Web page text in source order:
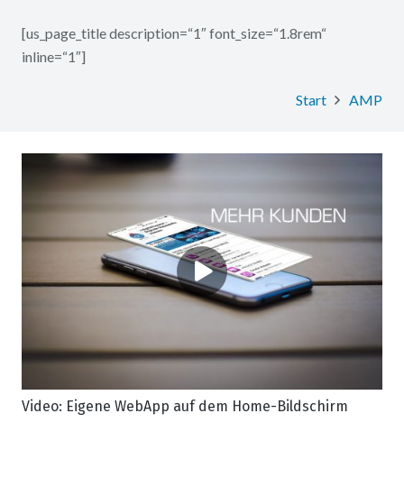
[us_page_title description=“1″ font_size=“1.8rem“
inline=“1″]
Start AMP
Video: Eigene WebApp auf dem Home-Bildschirm